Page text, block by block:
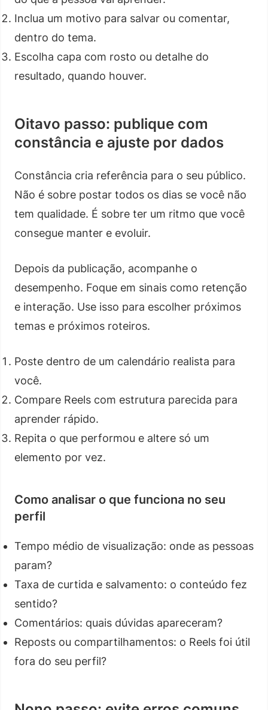
Inclua um motivo para salvar ou comentar,
dentro do tema.
Escolha capa com rosto ou detalhe do
resultado, quando houver.
Oitavo passo: publique com
constância e ajuste por dados
Constância cria referência para o seu público.
Não é sobre postar todos os dias se você não
tem qualidade. É sobre ter um ritmo que você
consegue manter e evoluir.
Depois da publicação, acompanhe o
desempenho. Foque em sinais como retenção
e interação. Use isso para escolher próximos
temas e próximos roteiros.
Poste dentro de um calendário realista para
você.
Compare Reels com estrutura parecida para
aprender rápido.
Repita o que performou e altere só um
elemento por vez.
Como analisar o que funciona no seu
perfil
Tempo médio de visualização: onde as pessoas
param?
Taxa de curtida e salvamento: o conteúdo fez
sentido?
Comentários: quais dúvidas apareceram?
Reposts ou compartilhamentos: o Reels foi útil
fora do seu perfil?